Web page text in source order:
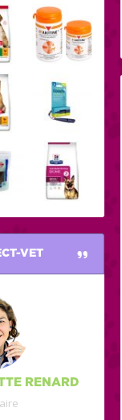
VET
RENARD